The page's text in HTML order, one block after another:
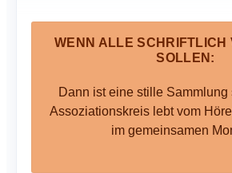
WENN ALLE SCHRIFTLICH
SOLLEN:
Dann ist eine stille Sammlung
Assoziationskreis lebt vom
im gemeinsamen